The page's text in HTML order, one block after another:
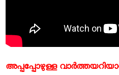
അപ്പപ്പോഴുള്ള